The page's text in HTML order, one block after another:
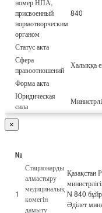
присвоенный
нормотворческим
органом
840
Статус акта
Сфера
правоотношений
Халыққа
Форма акта
Юридическая
сила
×
№
1
Стационарды
алмастыру
медициналық
көмегін
дамыту
Қазақстан
N 840
Әділет